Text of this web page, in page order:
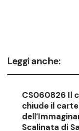
Leggi anche:
CS060826 Il
chiude il
Scalinata di